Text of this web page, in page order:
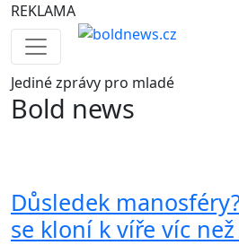
REKLAMA
Jedinézprávy pro mladé
Bold news
Důsledek
se kloní k víře víc